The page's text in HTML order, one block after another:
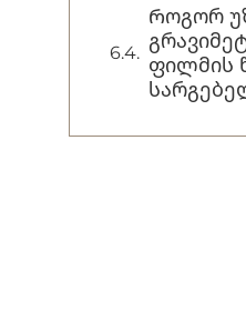
Როგორ
ფილმის